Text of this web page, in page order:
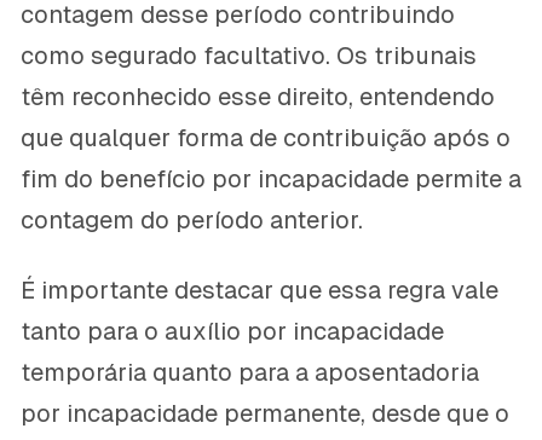
contagem desse período contribuindo
como segurado facultativo. Os tribunais
têm reconhecido esse direito, entendendo
que qualquer forma de contribuição após o
fim do benefício por incapacidade permite a
contagem do período anterior.
É importante destacar que essa regra vale
tanto para o auxílio por incapacidade
temporária quanto para a aposentadoria
por incapacidade permanente, desde que o